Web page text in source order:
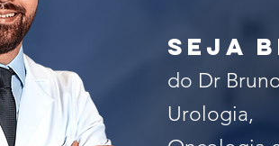
seja
do Dr
Urologia,